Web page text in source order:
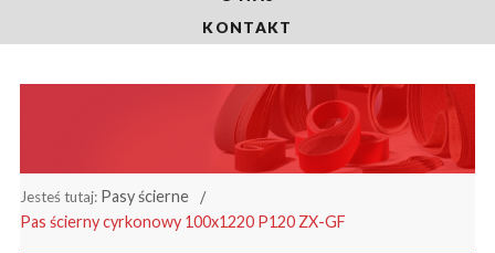
KONTAKT
Jesteś tutaj: Pasy ścierne
Pas ścierny cyrkonowy 100x1220 P120 ZX-GF